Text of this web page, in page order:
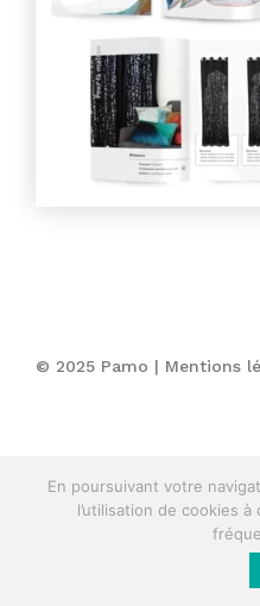
© 2025 Pamo | Mentions
En poursuivant votre
l’utilisation de cookies